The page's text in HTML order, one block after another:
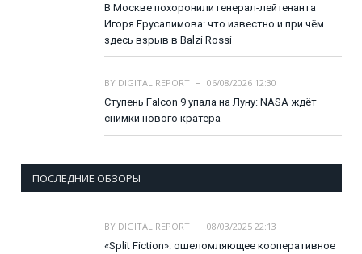
В Москве похоронили генерал-лейтенанта
Игоря Ерусалимова: что известно и при чём
здесь взрыв в Balzi Rossi
BY DIGITAL REPORT
06/08/2026 12:30
Ступень Falcon 9 упала на Луну: NASA ждёт
снимки нового кратера
ПОСЛЕДНИЕ ОБЗОРЫ
BY DIGITAL REPORT
08/03/2025 22:13
«Split Fiction»: ошеломляющее кооперативное